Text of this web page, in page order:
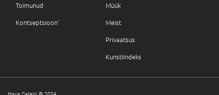
Toimunud
Kontseptsioon`
Müük
Meist
Privaatsus
Kunstiindeks